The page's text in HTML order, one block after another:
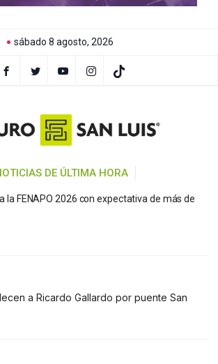
sábado 8 agosto, 2026
DE ÚLTIMA HORA
la FENAPO 2026 con expectativa de más de
a Ricardo Gallardo por puente San